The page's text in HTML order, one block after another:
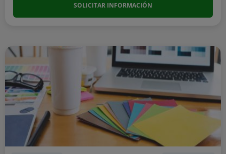
SOLICITAR INFORMACIÓN